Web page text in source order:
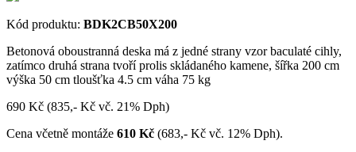
Kód produktu: BDK2CB50X200
Betonová oboustranná deska má z jedné strany vzor baculaté cihly,
zatímco druhá strana tvoří prolis skládaného kamene, šířka 200 cm
výška 50 cm tloušťka 4.5 cm váha 75 kg
690 Kč (835,- Kč vč. 21% Dph)
Cena včetně montáže 610 Kč (683,- Kč vč. 12% Dph).